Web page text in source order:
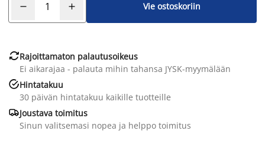
Vie ostoskoriin
Rajoittamaton palautusoikeus
Ei aikarajaa - palauta mihin tahansa JYSK-myymälään
Hintatakuu
30 päivän hintatakuu kaikille tuotteille
Joustava toimitus
Sinun valitsemasi nopea ja helppo toimitus